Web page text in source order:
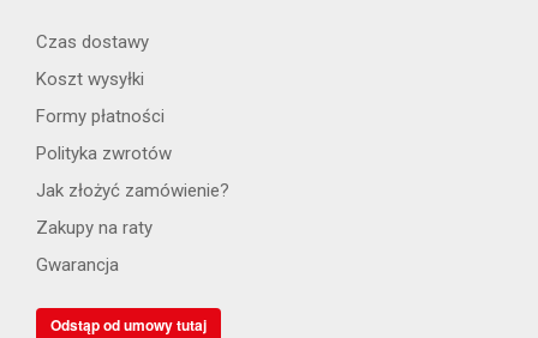
Czas dostawy
Koszt wysyłki
Formy płatności
Polityka zwrotów
Jak złożyć zamówienie?
Zakupy na raty
Gwarancja
Odstąp od umowy tutaj